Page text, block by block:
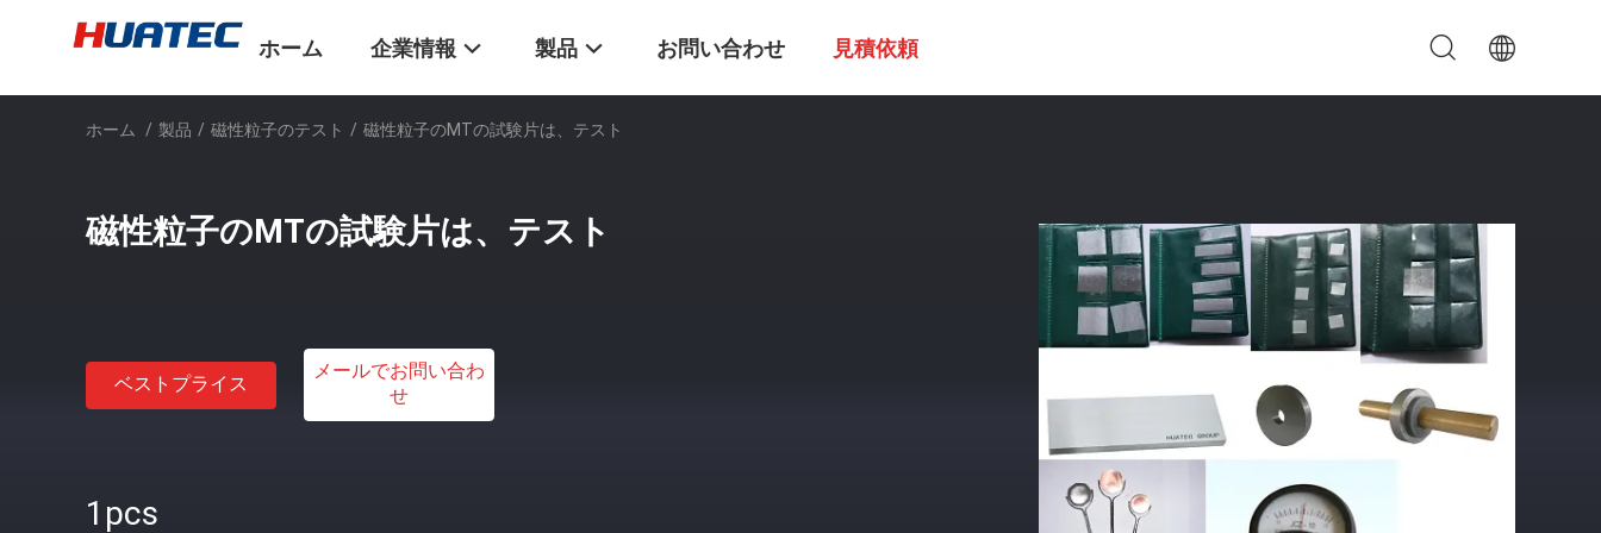
ホーム 企業情報 製品 お問い合わせ 見積依頼
ホーム / 製品 / 磁性粒子のテスト / 磁性粒子のMTの試験片は、テスト
磁性粒子のMTの試験片は、テスト
ベストプライス
メールでお問い合わ
せ
1pcs